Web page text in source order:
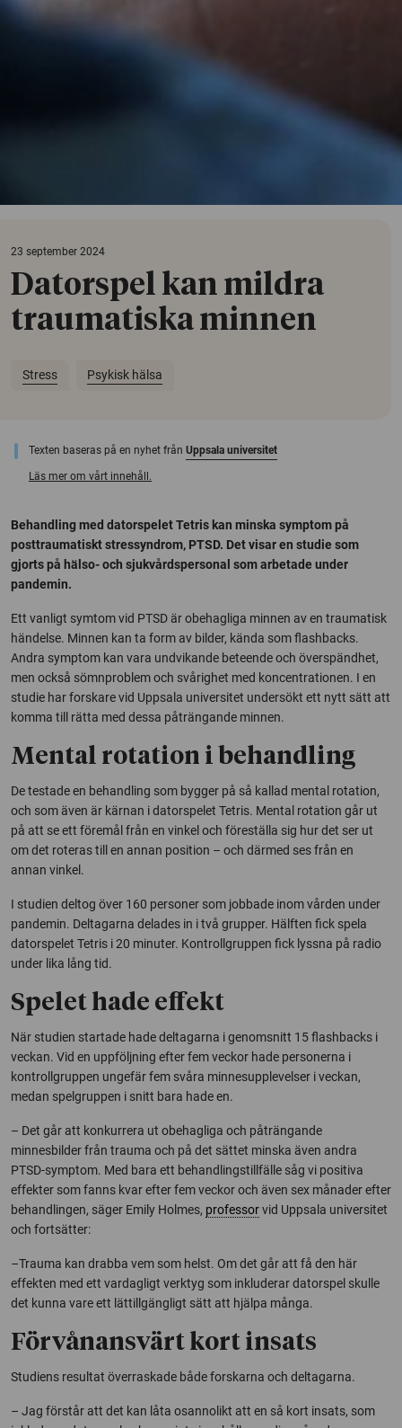
23 september 2024
Datorspel kan mildra
traumatiska minnen
Stress Psykisk hälsa
Texten baseras på en nyhet från Uppsala universitet
Läs mer om vårt innehåll.
Behandling med datorspelet Tetris kan minska symptom på
posttraumatiskt stressyndrom, PTSD. Det visar en studie som
gjorts på hälso- och sjukvårdspersonal som arbetade under
pandemin.
Ett vanligt symtom vid PTSD är obehagliga minnen av en traumatisk
händelse. Minnen kan ta form av bilder, kända som flashbacks.
Andra symptom kan vara undvikande beteende och överspändhet,
men också sömnproblem och svårighet med koncentrationen. I en
studie har forskare vid Uppsala universitet undersökt ett nytt sätt att
komma till rätta med dessa påträngande minnen.
Mental rotation i behandling
De testade en behandling som bygger på så kallad mental rotation,
och som även är kärnan i datorspelet Tetris. Mental rotation går ut
på att se ett föremål från en vinkel och föreställa sig hur det ser ut
om det roteras till en annan position – och därmed ses från en
annan vinkel.
I studien deltog över 160 personer som jobbade inom vården under
pandemin. Deltagarna delades in i två grupper. Hälften fick spela
datorspelet Tetris i 20 minuter. Kontrollgruppen fick lyssna på radio
under lika lång tid.
Spelet hade effekt
När studien startade hade deltagarna i genomsnitt 15 flashbacks i
veckan. Vid en uppföljning efter fem veckor hade personerna i
kontrollgruppen ungefär fem svåra minnesupplevelser i veckan,
medan spelgruppen i snitt bara hade en.
– Det går att konkurrera ut obehagliga och påträngande
minnesbilder från trauma och på det sättet minska även andra
PTSD-symptom. Med bara ett behandlingstillfälle såg vi positiva
effekter som fanns kvar efter fem veckor och även sex månader efter
behandlingen, säger Emily Holmes, professorvid Uppsala universitet
och fortsätter:
–Trauma kan drabba vem som helst. Om det går att få den här
effekten med ett vardagligt verktyg som inkluderar datorspel skulle
det kunna vare ett lättillgängligt sätt att hjälpa många.
Förvånansvärt kort insats
Studiens resultat överraskade både forskarna och deltagarna.
– Jag förstår att det kan låta osannolikt att en så kort insats, som